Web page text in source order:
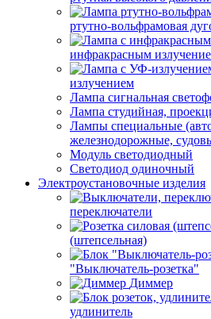
ртутно-вольфрамовая
инфракрасным
излучением
Лампа сигнальная
Лампа студийная,
Лампы специальные
железнодорожные,
Модуль светодиодный
Светодиод одиночный
Электроустановочные изделия
переключатели
(штепсельная)
"Выключатель-розетка"
Диммер
удлинитель